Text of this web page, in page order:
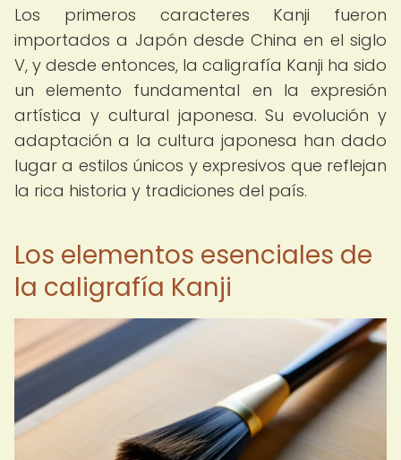
Los primeros caracteres Kanji fueron
importados a Japón desde China en el siglo
V, y desde entonces, la caligrafía Kanji ha sido
un elemento fundamental en la expresión
artística y cultural japonesa. Su evolución y
adaptación a la cultura japonesa han dado
lugar a estilos únicos y expresivos que reflejan
la rica historia y tradiciones del país.
Los elementos esenciales de
la caligrafía Kanji